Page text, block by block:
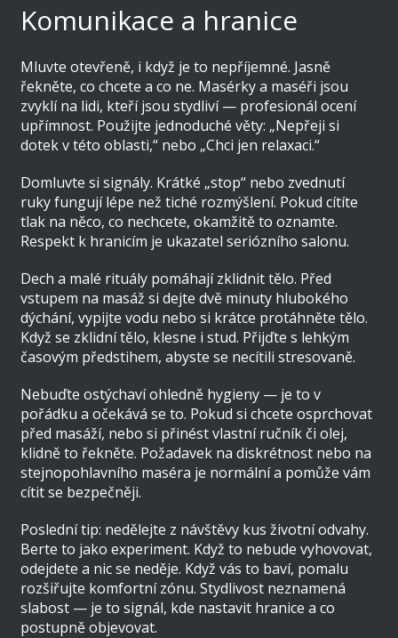
Komunikace a hranice
Mluvte otevřeně, i když je to nepříjemné. Jasně
řekněte, co chcete a co ne. Masérky a maséři jsou
zvyklí na lidi, kteří jsou stydliví — profesionál ocení
upřímnost. Použijte jednoduché věty: „Nepřeji si
dotek v této oblasti,“ nebo „Chci jen relaxaci.“
Domluvte si signály. Krátké „stop“ nebo zvednutí
ruky fungují lépe než tiché rozmýšlení. Pokud cítíte
tlak na něco, co nechcete, okamžitě to oznamte.
Respekt k hranicím je ukazatel seriózního salonu.
Dech a malé rituály pomáhají zklidnit tělo. Před
vstupem na masáž si dejte dvě minuty hlubokého
dýchání, vypijte vodu nebo si krátce protáhněte tělo.
Když se zklidní tělo, klesne i stud. Přijďte s lehkým
časovým předstihem, abyste se necítili stresovaně.
Nebuďte ostýchaví ohledně hygieny — je to v
pořádku a očekává se to. Pokud si chcete osprchovat
před masáží, nebo si přinést vlastní ručník či olej,
klidně to řekněte. Požadavek na diskrétnost nebo na
stejnopohlavního maséra je normální a pomůže vám
cítit se bezpečněji.
Poslední tip: nedělejte z návštěvy kus životní odvahy.
Berte to jako experiment. Když to nebude vyhovovat,
odejdete a nic se neděje. Když vás to baví, pomalu
rozšiřujte komfortní zónu. Stydlivost neznamená
slabost — je to signál, kde nastavit hranice a co
postupně objevovat.